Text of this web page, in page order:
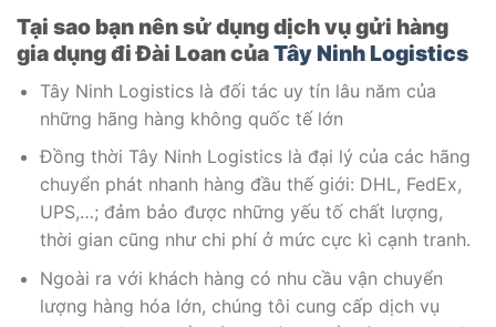
Tại sao bạn nên sử dụngdịchvụ gửi hàng
gia dụng đi Đài Loan củaTây Ninh Logistics
Tây Ninh Logistics là đối tác uy tín lâu năm của
những hãng hàng không quốc tế lớn
Đồng thời Tây Ninh Logistics là đại lý của các hãng
chuyển phát nhanh hàng đầu thế giới: DHL, FedEx,
UPS,…; đảm bảo được những yếu tố chất lượng,
thời gian cũng như chi phí ở mức cực kì cạnh tranh.
Ngoài ra với khách hàng có nhu cầu vận chuyển
lượng hàng hóa lớn, chúng tôi cung cấp dịch vụ